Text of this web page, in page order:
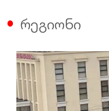
რეგიონი